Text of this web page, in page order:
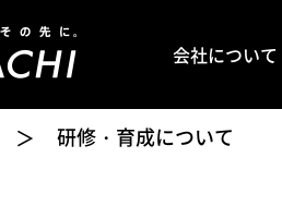
会社について
＞ 研修・育成について